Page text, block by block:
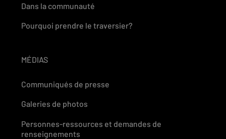
Dans la communauté
Pourquoi prendre le traversier?
MÉDIAS
Communiqués de presse
Galeries de photos
Personnes-ressources et demandes de
renseignements